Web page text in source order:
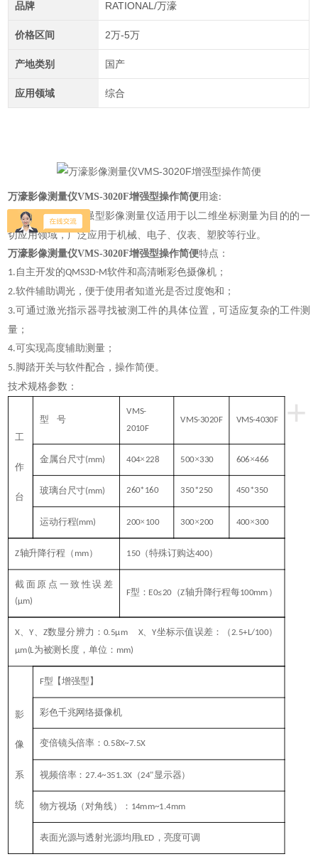
品牌 RATIONAL/万濠
价格区间 2万-5万
产地类别 国产
应用领域 综合
万濠影像测量仪VMS-3020F增强型操作简便用途:
万濠VMS-4030F增强型影像测量仪适用于以二维坐标测量为目的的一
切应用领域，广泛应用于机械、电子、仪表、塑胶等行业。
万濠影像测量仪VMS-3020F增强型操作简便特点：
1. 自主开发的QMS3D-M软件和高清晰彩色摄像机；
2.软件辅助调光，便于使用者知道光是否过度饱和；
3.可通过激光指示器寻找被测工件的具体位置，可适应复杂的工件测
量；
4.可实现高度辅助测量；
5.脚踏开关与软件配合，操作简便。
技术规格参数：
+
工
作
台
型 号
VMS-
2010F
VMS-3020F VMS-4030F
金属台尺寸(mm) 404×228 500×330 606×466
玻璃台尺寸(mm) 260*160 350*250 450*350
运动行程(mm) 200× 100 300×200 400×300
Z轴升降行程（ mm） 150（特殊订购达400）
截面原点一致性误差
(μm)
F型： E0≤20（Z轴升降行程每100mm ）
X、Y、 Z数显分辨力：0.5μm X、Y坐标示值误差：（2.5+L/100）
μm(L为被测长度，单位： mm)
影
像
系
统
F型【增强型】
彩色千兆网络摄像机
变倍镜头倍率：0.58X~7.5X
视频倍率： 27.4~351.3X（24"显示器）
物方视场（对角线）： 14mm~1.4mm
表面光源与透射光源均用 LED ，亮度可调